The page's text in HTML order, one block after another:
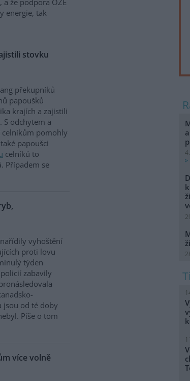
že podpora OZE
energie, tak
stovku
překupníků
papoušků
krajích a zajistili
S odchytem a
pomohly
papoušci
celníků to
Případem se
vyhoštění
proti lovu
týden
zabavily
jsou od té doby
Píše o tom
více volně